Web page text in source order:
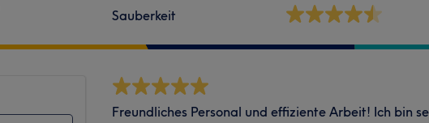
Sauberkeit
Freundliches Personal und effiziente Arbeit! Ich bin